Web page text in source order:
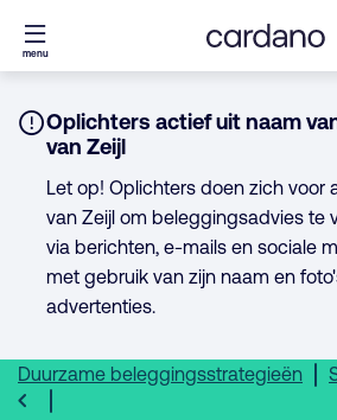
Direct
naar
menu
Notice:
Oplichters actief uit naam
van Zeijl
Let op! Oplichters doen zich voor
van Zeijl om beleggingsadvies te
via berichten, e-mails en sociale
met gebruik van zijn naam en
advertenties.
Duurzame beleggingsstrategieën